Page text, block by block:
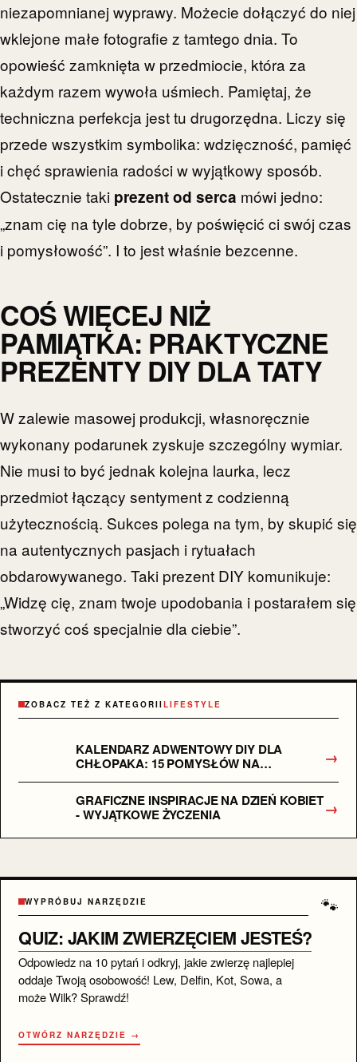
niezapomnianej wyprawy. Możecie dołączyć do niej
wklejone małe fotografie z tamtego dnia. To
opowieść zamknięta w przedmiocie, która za
każdym razem wywoła uśmiech. Pamiętaj, że
techniczna perfekcja jest tu drugorzędna. Liczy się
przede wszystkim symbolika: wdzięczność, pamięć
i chęć sprawienia radości w wyjątkowy sposób.
Ostatecznie taki prezent od serca mówi jedno:
„znam cię na tyle dobrze, by poświęcić ci swój czas
i pomysłowość”. I to jest właśnie bezcenne.
COŚ WIĘCEJ NIŻ
PAMIĄTKA: PRAKTYCZNE
PREZENTY DIY DLA TATY
W zalewie masowej produkcji, własnoręcznie
wykonany podarunek zyskuje szczególny wymiar.
Nie musi to być jednak kolejna laurka, lecz
przedmiot łączący sentyment z codzienną
użytecznością. Sukces polega na tym, by skupić się
na autentycznych pasjach i rytuałach
obdarowywanego. Taki prezent DIY komunikuje:
„Widzę cię, znam twoje upodobania i postarałem się
stworzyć coś specjalnie dla ciebie”.
ZOBACZ TEŻ Z KATEGORIILIFESTYLE
KALENDARZ ADWENTOWY DIY DLA
CHŁOPAKA: 15 POMYSŁÓW NA
WYJĄTKOWY PREZENT
→
GRAFICZNE INSPIRACJE NA DZIEŃ KOBIET
- WYJĄTKOWE ŻYCZENIA
→
🐾
WYPRÓBUJ NARZĘDZIE
QUIZ: JAKIM ZWIERZĘCIEM JESTEŚ?
Odpowiedz na 10 pytań i odkryj, jakie zwierzę najlepiej
oddaje Twoją osobowość! Lew, Delfin, Kot, Sowa, a
może Wilk? Sprawdź!
OTWÓRZ NARZĘDZIE →